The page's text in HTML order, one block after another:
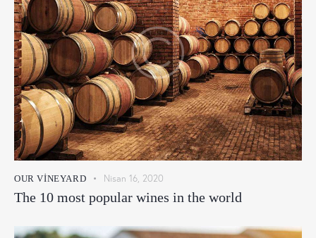
OUR VINEYARD Nisan 16, 2020
The 10 most popular wines in the world